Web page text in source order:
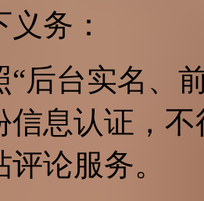
务：
“后台实名、
信息认证，
论服务。